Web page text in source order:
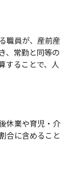
職員が、産前産
、常勤と同等の
することで、人
休業や育児・介
合に含めること